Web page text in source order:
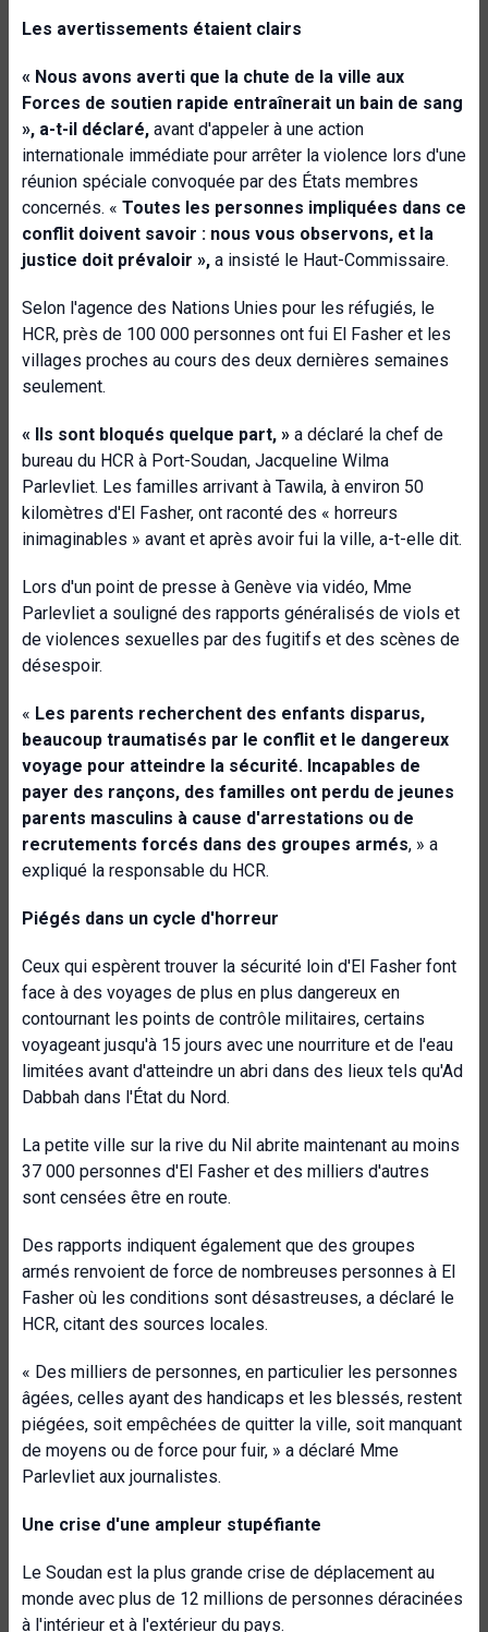
Les avertissements étaient clairs
« Nous avons averti que la chute de la ville aux
Forces de soutien rapide entraînerait un bain de sang
», a-t-il déclaré, avant d'appeler à une action
internationale immédiate pour arrêter la violence lors d'une
réunion spéciale convoquée par des États membres
concernés. « Toutes les personnes impliquées dans ce
conflit doivent savoir : nous vous observons, et la
justice doit prévaloir », a insisté le Haut-Commissaire.
Selon l'agence des Nations Unies pour les réfugiés, le
HCR, près de 100 000 personnes ont fui El Fasher et les
villages proches au cours des deux dernières semaines
seulement.
« Ils sont bloqués quelque part, » a déclaré la chef de
bureau du HCR à Port-Soudan, Jacqueline Wilma
Parlevliet. Les familles arrivant à Tawila, à environ 50
kilomètres d'El Fasher, ont raconté des « horreurs
inimaginables » avant et après avoir fui la ville, a-t-elle dit.
Lors d'un point de presse à Genève via vidéo, Mme
Parlevliet a souligné des rapports généralisés de viols et
de violences sexuelles par des fugitifs et des scènes de
désespoir.
« Les parents recherchent des enfants disparus,
beaucoup traumatisés par le conflit et le dangereux
voyage pour atteindre la sécurité. Incapables de
payer des rançons, des familles ont perdu de jeunes
parents masculins à cause d'arrestations ou de
recrutements forcés dans des groupes armés, » a
expliqué la responsable du HCR.
Piégés dans un cycle d'horreur
Ceux qui espèrent trouver la sécurité loin d'El Fasher font
face à des voyages de plus en plus dangereux en
contournant les points de contrôle militaires, certains
voyageant jusqu'à 15 jours avec une nourriture et de l'eau
limitées avant d'atteindre un abri dans des lieux tels qu'Ad
Dabbah dans l'État du Nord.
La petite ville sur la rive du Nil abrite maintenant au moins
37 000 personnes d'El Fasher et des milliers d'autres
sont censées être en route.
Des rapports indiquent également que des groupes
armés renvoient de force de nombreuses personnes à El
Fasher où les conditions sont désastreuses, a déclaré le
HCR, citant des sources locales.
« Des milliers de personnes, en particulier les personnes
âgées, celles ayant des handicaps et les blessés, restent
piégées, soit empêchées de quitter la ville, soit manquant
de moyens ou de force pour fuir, » a déclaré Mme
Parlevliet aux journalistes.
Une crise d'une ampleur stupéfiante
Le Soudan est la plus grande crise de déplacement au
monde avec plus de 12 millions de personnes déracinées
à l'intérieur et à l'extérieur du pays.